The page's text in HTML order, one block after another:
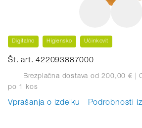
Digitalno Higiensko Učinkovit
Št. art. 422093887000
Brezplačna dostava od 200,00 € |
po 1 kos
Vprašanja o izdelku Podrobnosti